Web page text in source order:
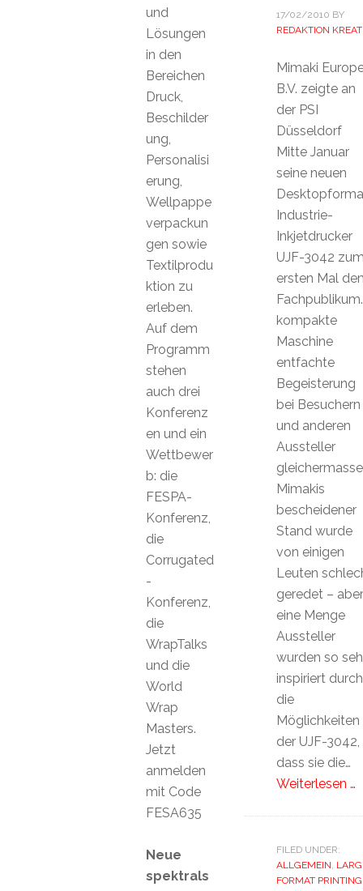
17/02/2010 BY
REDAKTION
Mimaki
B.V. zeigte an
der PSI
Düsseldorf
Mitte Januar
seine neuen
Industrie-
Inkjetdrucker
UJF-3042
ersten Mal
kompakte
Maschine
entfachte
Begeisterung
bei Besuchern
und anderen
Aussteller
Mimakis
bescheidener
Stand wurde
von einigen
Leuten
geredet – aber
eine Menge
Aussteller
wurden so
inspiriert durch
die
Möglichkeiten
der UJF-3042,
dass sie die…
Weiterlesen …
FILED UNDER:
ALLGEMEIN,
FORMAT PRINTING
und
Lösungen
in den
Bereichen
Druck,
Beschilder
ung,
Personalisi
erung,
Wellpappe
verpackun
gen sowie
Textilprodu
ktion zu
erleben.
Auf dem
Programm
stehen
auch drei
Konferenz
en und ein
Wettbewer
b: die
FESPA-
Konferenz,
die
Corrugated
-
Konferenz,
die
WrapTalks
und die
World
Wrap
Masters.
Jetzt
anmelden
mit Code
FESA635
Neue
spektrals